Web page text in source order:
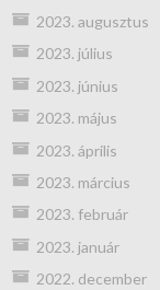
2023. augusztus
2023. július
2023. június
2023. május
2023. április
2023. március
2023. február
2023. január
2022. december